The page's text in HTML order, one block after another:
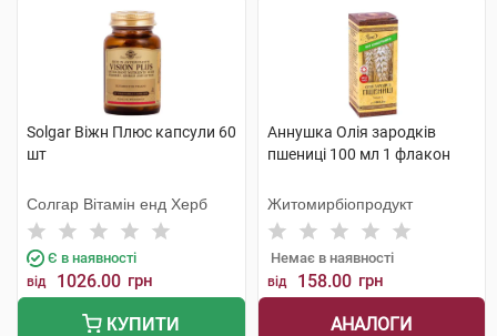
Solgar Віжн Плюс капсули 60
шт
Солгар Вітамін енд Херб
Є в наявності
від 1026.00 грн
КУПИТИ
Аннушка Олія зародків
пшениці 100 мл 1 флакон
Житомирбіопродукт
Немає в наявності
від 158.00 грн
АНАЛОГИ